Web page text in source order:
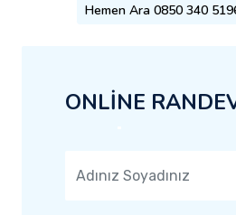
Hemen Ara 0850 340
ONLİNE